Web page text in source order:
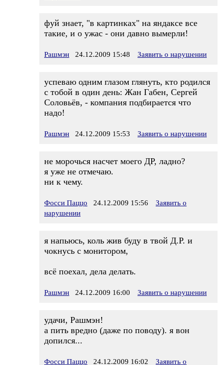
фуй знает, "в картинках" на яндаксе все
такие, и о ужас - они давно вымерли!
Рашмэн 24.12.2009 15:48 Заявить о нарушении
успеваю одним глазом глянуть, кто родился
с тобой в один день: Жан Габен, Сергей
Соловьёв, - компания подбирается что
надо!
Рашмэн 24.12.2009 15:53 Заявить о нарушении
не морочься насчет моего ДР, ладно?
я уже не отмечаю.
ни к чему.
Фосси Паццо 24.12.2009 15:56
Заявить о
нарушении
я напьюсь, коль жив буду в твой Д.Р. и
чокнусь с монитором,
всё поехал, дела делать.
Рашмэн 24.12.2009 16:00 Заявить о нарушении
удачи, Рашмэн!
а пить вредно (даже по поводу). я вон
допился...
Фосси Паццо 24.12.2009 16:02
Заявить о